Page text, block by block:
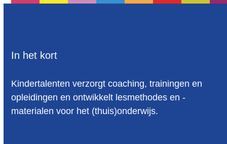
In het kort
Kindertalenten verzorgt coaching, trainingen en
opleidingen en ontwikkelt lesmethodes en -
materialen voor het (thuis)onderwijs.